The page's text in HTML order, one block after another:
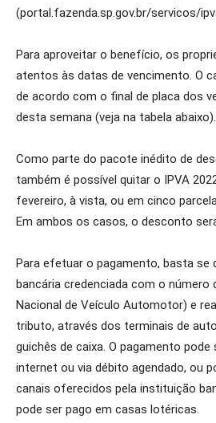
(portal.fazenda.sp.gov.br/servicos/
Para aproveitar o benefício, os
atentos às datas de vencimento. O
de acordo com o final de placa dos
desta semana (veja na tabela abaixo).
Como parte do pacote inédito de
também é possível quitar o IPVA
fevereiro, à vista, ou em cinco
Em ambos os casos, o desconto
Para efetuar o pagamento, basta se
bancária credenciada com o número
Nacional de Veículo Automotor) e
tributo, através dos terminais de
guichês de caixa. O pagamento
internet ou via débito agendado, ou
canais oferecidos pela instituição
pode ser pago em casas lotéricas.